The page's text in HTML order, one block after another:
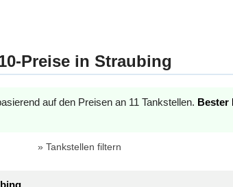
Preise in Straubing
auf den Preisen an 11 Tankstellen. Bester
Tankstellen filtern